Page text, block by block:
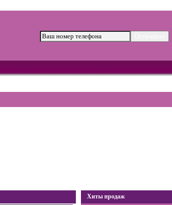
Хиты продаж